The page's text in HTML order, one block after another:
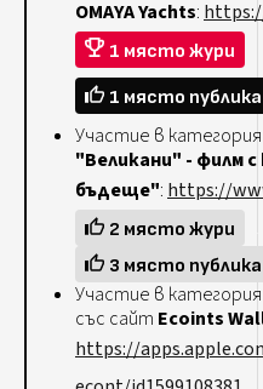
OMAYA Yachts:
1 място жури
1 място публика
Участие в категория
"Великани" - филм с
бъдеще": https://
2 място жури
3 място публика
Участие в категория
със сайт Ecoints
https://